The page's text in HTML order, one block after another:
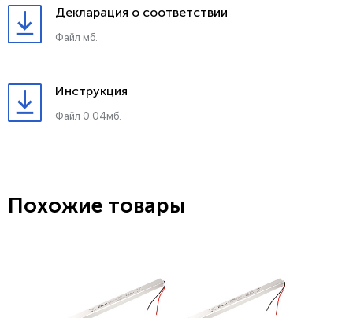
Декларация о соответствии
Файл мб.
Инструкция
Файл 0.04мб.
Похожие товары